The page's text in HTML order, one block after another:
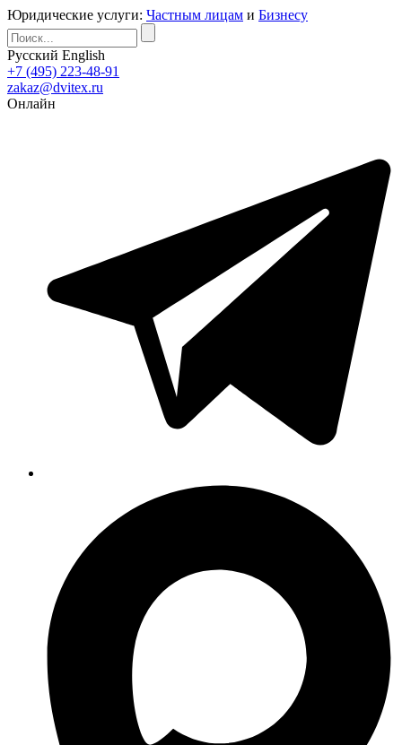
Юридические услуги: Частным лицам и Бизнесу
Русский English
+7 (495) 223-48-91
zakaz@dvitex.ru
Онлайн